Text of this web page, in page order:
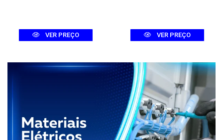
VER PREÇO VER PREÇO